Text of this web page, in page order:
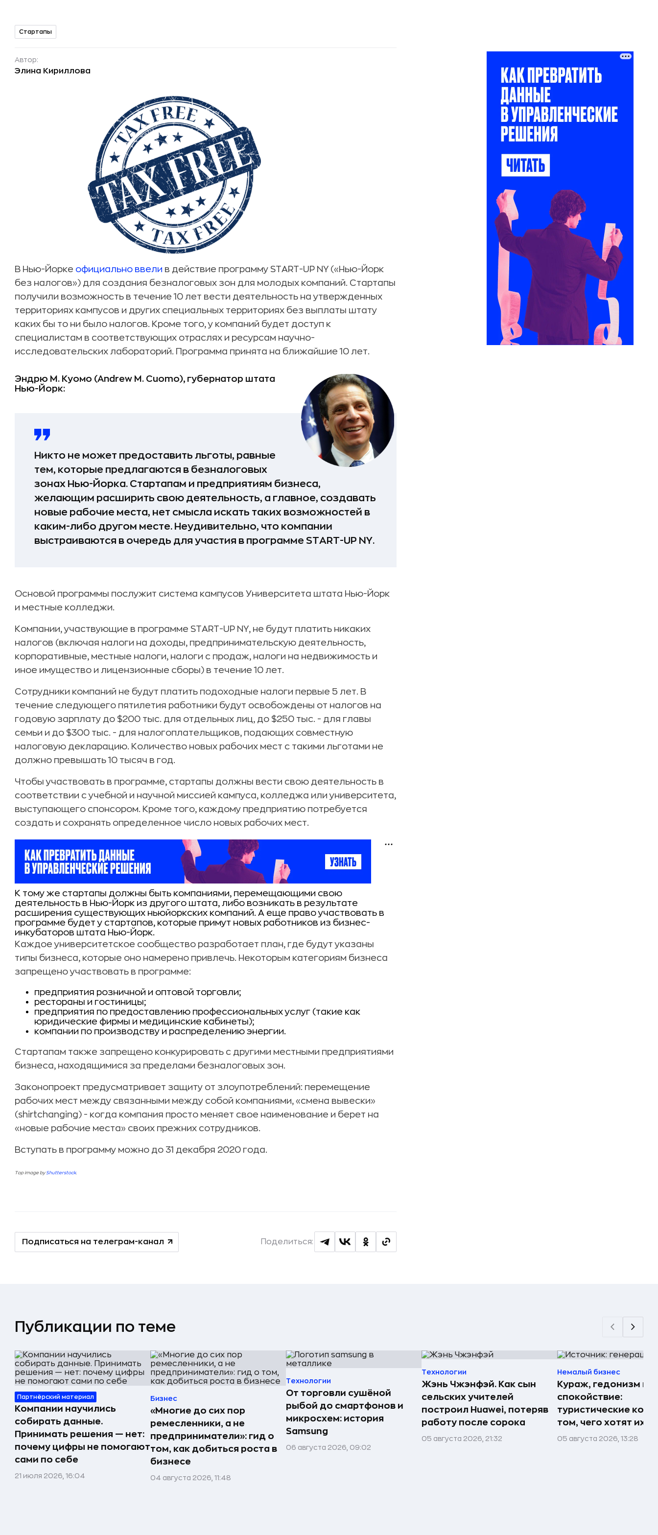
Стартапы
Автор:
Элина Кириллова
В Нью-Йорке официально ввели в действие программу START-UP NY («Нью-Йорк
без налогов») для создания безналоговых зон для молодых компаний. Стартапы
получили возможность в течение 10 лет вести деятельность на утвержденных
территориях кампусов и других специальных территориях без выплаты штату
каких бы то ни было налогов. Кроме того, у компаний будет доступ к
специалистам в соответствующих отраслях и ресурсам научно-
исследовательских лабораторий. Программа принята на ближайшие 10 лет.
Эндрю М. Куомо (Andrew M. Cuomo), губернатор штата
Нью-Йорк:
Никто не может предоставить льготы, равные
тем, которые предлагаются в безналоговых
зонах Нью-Йорка. Стартапам и предприятиям бизнеса,
желающим расширить свою деятельность, а главное, создавать
новые рабочие места, нет смысла искать таких возможностей в
каким-либо другом месте. Неудивительно, что компании
выстраиваются в очередь для участия в программе START-UP NY.
Основой программы послужит система кампусов Университета штата Нью-Йорк
и местные колледжи.
Компании, участвующие в программе START-UP NY, не будут платить никаких
налогов (включая налоги на доходы, предпринимательскую деятельность,
корпоративные, местные налоги, налоги с продаж, налоги на недвижимость и
иное имущество и лицензионные сборы) в течение 10 лет.
Сотрудники компаний не будут платить подоходные налоги первые 5 лет. В
течение следующего пятилетия работники будут освобождены от налогов на
годовую зарплату до $200 тыс. для отдельных лиц, до $250 тыс. - для главы
семьи и до $300 тыс. - для налогоплательщиков, подающих совместную
налоговую декларацию. Количество новых рабочих мест с такими льготами не
должно превышать 10 тысяч в год.
Чтобы участвовать в программе, стартапы должны вести свою деятельность в
соответствии с учебной и научной миссией кампуса, колледжа или университета,
выступающего спонсором. Кроме того, каждому предприятию потребуется
создать и сохранять определенное число новых рабочих мест.
К тому же стартапы должны быть компаниями, перемещающими свою
деятельность в Нью-Йорк из другого штата, либо возникать в результате
расширения существующих ньюйоркских компаний. А еще право участвовать в
программе будет у стартапов, которые примут новых работников из бизнес-
инкубаторов штата Нью-Йорк.
Каждое университетское сообщество разработает план, где будут указаны
типы бизнеса, которые оно намерено привлечь. Некоторым категориям бизнеса
запрещено участвовать в программе:
предприятия розничной и оптовой торговли;
рестораны и гостиницы;
предприятия по предоставлению профессиональных услуг (такие как
юридические фирмы и медицинские кабинеты);
компании по производству и распределению энергии.
Стартапам также запрещено конкурировать с другими местными предприятиями
бизнеса, находящимися за пределами безналоговых зон.
Законопроект предусматривает защиту от злоупотреблений: перемещение
рабочих мест между связанными между собой компаниями, «смена вывески»
(shirtchanging) - когда компания просто меняет свое наименование и берет на
«новые рабочие места» своих прежних сотрудников.
Вступать в программу можно до 31 декабря 2020 года.
Top image byShutterstock.
Подписаться на телеграм-канал Поделиться:
Публикации по теме
Партнёрский материал
Компании научились
собирать данные.
Принимать решения — нет:
почему цифры не помогают
сами по себе
21 июля 2026, 16:04
Бизнес
«Многие до сих пор
ремесленники, а не
предприниматели»: гид о
том, как добиться роста в
бизнесе
04 августа 2026, 11:48
Технологии
От торговли сушёной
рыбой до смартфонов и
микросхем: история
Samsung
06 августа 2026, 09:02
Технологии
Жэнь Чжэнфэй. Как сын
сельских учителей
построил Huawei, потеряв
работу после сорока
05 августа 2026, 21:32
Немалый бизнес
Кураж, гедонизм и
спокойствие:
туристические
том, чего хотят их
05 августа 2026, 13:28